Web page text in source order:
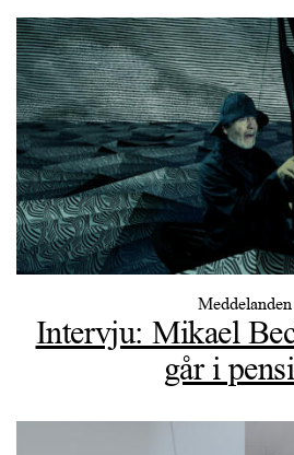
Meddelanden
Intervju: Mikael
går i